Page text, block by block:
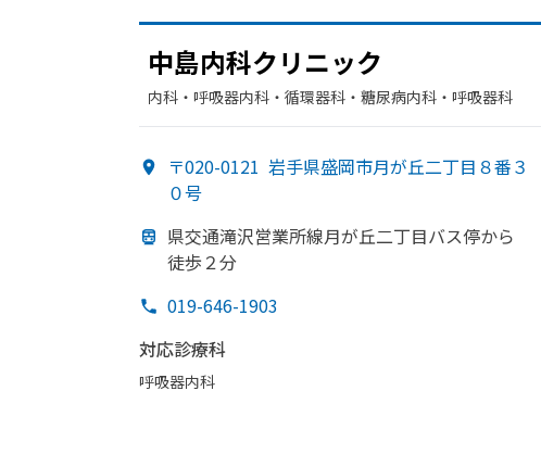
中島内科クリニック
内科・​呼吸器内科・​循環器科・​糖尿病内科・​呼吸器科
〒020-0121 岩手県盛岡市月が丘二丁目８番３
０号
県交通滝沢営業所線月が丘二丁目バス停から
徒歩２分
019-646-1903
対応診療科
呼吸器内科